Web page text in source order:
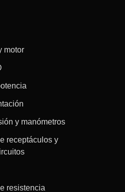
motor
y manómetros
receptáculos y
resistencia